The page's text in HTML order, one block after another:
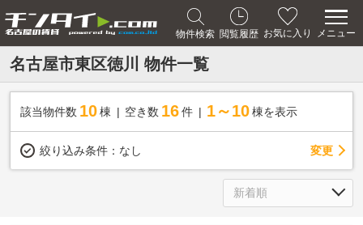
物件検索 閲覧履歴 お気に入り メニュー
名古屋市東区徳川 物件一覧
該当物件数 10棟 空き数 16 件 1～10 棟を表示
絞り込み条件： なし 変更